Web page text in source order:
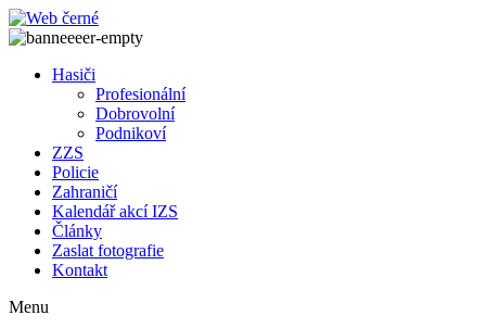
Přejít
k
Hasiči
Profesionální
Dobrovolní
Podnikoví
ZZS
Policie
Zahraničí
Kalendář akcí IZS
Články
Zaslat fotografie
Kontakt
Menu